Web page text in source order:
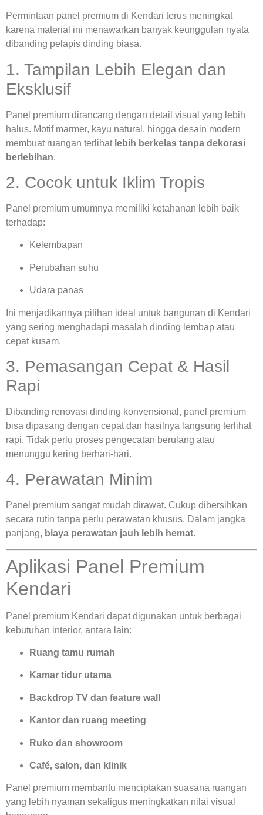
Permintaan panel premium di Kendari terus meningkat
karena material ini menawarkan banyak keunggulan nyata
dibanding pelapis dinding biasa.
1. Tampilan Lebih Elegan dan
Eksklusif
Panel premium dirancang dengan detail visual yang lebih
halus. Motif marmer, kayu natural, hingga desain modern
membuat ruangan terlihat lebih berkelas tanpa dekorasi
berlebihan.
2. Cocok untuk Iklim Tropis
Panel premium umumnya memiliki ketahanan lebih baik
terhadap:
Kelembapan
Perubahan suhu
Udara panas
Ini menjadikannya pilihan ideal untuk bangunan di Kendari
yang sering menghadapi masalah dinding lembap atau
cepat kusam.
3. Pemasangan Cepat & Hasil
Rapi
Dibanding renovasi dinding konvensional, panel premium
bisa dipasang dengan cepat dan hasilnya langsung terlihat
rapi. Tidak perlu proses pengecatan berulang atau
menunggu kering berhari-hari.
4. Perawatan Minim
Panel premium sangat mudah dirawat. Cukup dibersihkan
secara rutin tanpa perlu perawatan khusus. Dalam jangka
panjang, biaya perawatan jauh lebih hemat.
Aplikasi Panel Premium
Kendari
Panel premium Kendari dapat digunakan untuk berbagai
kebutuhan interior, antara lain:
Ruang tamu rumah
Kamar tidur utama
Backdrop TV dan feature wall
Kantor dan ruang meeting
Ruko dan showroom
Café, salon, dan klinik
Panel premium membantu menciptakan suasana ruangan
yang lebih nyaman sekaligus meningkatkan nilai visual